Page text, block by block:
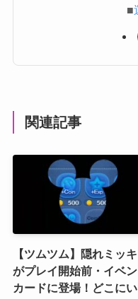
■
関連記事
【ツムツム】隠れミッ
がプレイ開始前・イベン
カードに登場！どこにい